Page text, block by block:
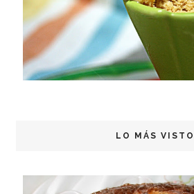
LO MÁS VISTO